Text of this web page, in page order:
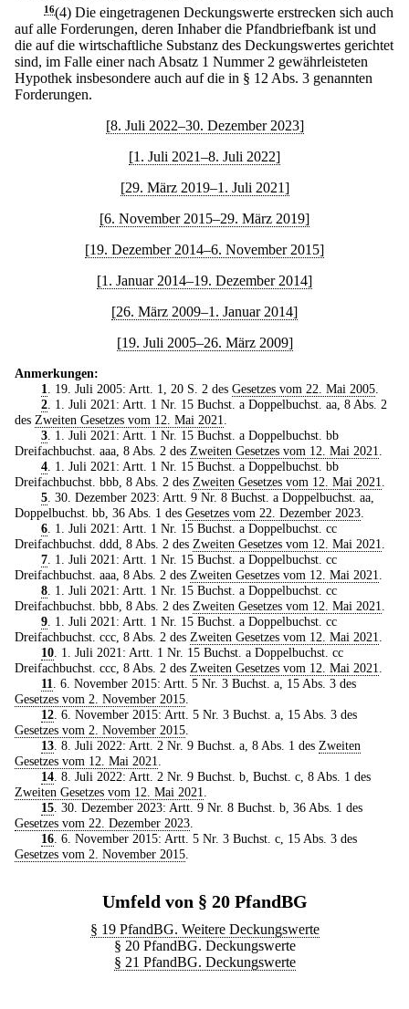
16(4) Die eingetragenen Deckungswerte erstrecken sich auch
auf alle Forderungen, deren Inhaber die Pfandbriefbank ist und
die auf die wirtschaftliche Substanz des Deckungswertes gerichtet
sind, im Falle einer nach Absatz 1 Nummer 2 gewährleisteten
Hypothek insbesondere auch auf die in § 12 Abs. 3 genannten
Forderungen.
[8. Juli 2022–30. Dezember 2023]
[1. Juli 2021–8. Juli 2022]
[29. März 2019–1. Juli 2021]
[6. November 2015–29. März 2019]
[19. Dezember 2014–6. November 2015]
[1. Januar 2014–19. Dezember 2014]
[26. März 2009–1. Januar 2014]
[19. Juli 2005–26. März 2009]
Anmerkungen:
1
. 19. Juli 2005: Artt. 1, 20 S. 2 des Gesetzes vom 22. Mai 2005.
2. 1. Juli 2021: Artt. 1 Nr. 15 Buchst. a Doppelbuchst. aa, 8 Abs. 2
des Zweiten Gesetzes vom 12. Mai 2021
3. 1. Juli 2021: Artt. 1 Nr. 15 Buchst. a Doppelbuchst. bb
Dreifachbuchst. aaa, 8 Abs. 2 des Zweiten Gesetzes vom 12. Mai 2021
4. 1. Juli 2021: Artt. 1 Nr. 15 Buchst. a Doppelbuchst. bb
Dreifachbuchst. bbb, 8 Abs. 2 des Zweiten Gesetzes vom 12. Mai 2021
5. 30. Dezember 2023: Artt. 9 Nr. 8 Buchst. a Doppelbuchst. aa,
Doppelbuchst. bb, 36 Abs. 1 des Gesetzes vom 22. Dezember 2023
6. 1. Juli 2021: Artt. 1 Nr. 15 Buchst. a Doppelbuchst. cc
Dreifachbuchst. ddd, 8 Abs. 2 des Zweiten Gesetzes vom 12. Mai 2021
7. 1. Juli 2021: Artt. 1 Nr. 15 Buchst. a Doppelbuchst. cc
Dreifachbuchst. aaa, 8 Abs. 2 des Zweiten Gesetzes vom 12. Mai 2021
8. 1. Juli 2021: Artt. 1 Nr. 15 Buchst. a Doppelbuchst. cc
Dreifachbuchst. bbb, 8 Abs. 2 des Zweiten Gesetzes vom 12. Mai 2021
9. 1. Juli 2021: Artt. 1 Nr. 15 Buchst. a Doppelbuchst. cc
Dreifachbuchst. ccc, 8 Abs. 2 des Zweiten Gesetzes vom 12. Mai 2021
10. 1. Juli 2021: Artt. 1 Nr. 15 Buchst. a Doppelbuchst. cc
Dreifachbuchst. ccc, 8 Abs. 2 des Zweiten Gesetzes vom 12. Mai 2021
11
. 6. November 2015: Artt. 5 Nr. 3 Buchst. a, 15 Abs. 3 des
Gesetzes vom 2. November 2015
12. 6. November 2015: Artt. 5 Nr. 3 Buchst. a, 15 Abs. 3 des
Gesetzes vom 2. November 2015
13. 8. Juli 2022: Artt. 2 Nr. 9 Buchst. a, 8 Abs. 1 des Zweiten
Gesetzes vom 12. Mai 2021
14. 8. Juli 2022: Artt. 2 Nr. 9 Buchst. b, Buchst. c, 8 Abs. 1 des
Zweiten Gesetzes vom 12. Mai 2021
15. 30. Dezember 2023: Artt. 9 Nr. 8 Buchst. b, 36 Abs. 1 des
Gesetzes vom 22. Dezember 2023
16. 6. November 2015: Artt. 5 Nr. 3 Buchst. c, 15 Abs. 3 des
Gesetzes vom 2. November 2015
Umfeld von § 20 PfandBG
§ 19 PfandBG. Weitere Deckungswerte
§ 20 PfandBG. Deckungswerte
§ 21 PfandBG. Deckungswerte